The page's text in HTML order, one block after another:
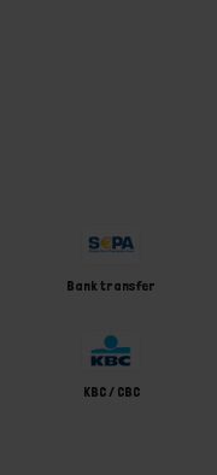
Bank transfer
KBC / CBC